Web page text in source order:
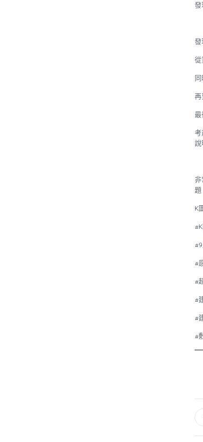
發
發
從
同
再
最
考
說
非
題
K
#K
#9
#
#
#
#
#